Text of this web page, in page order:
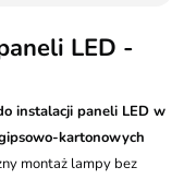
produktów 3m)
LED -
instalacji paneli LED w
kartonowych
montaż lampy bez